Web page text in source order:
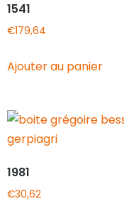
1541
€179,64
Ajouter au panier
1981
€30,62